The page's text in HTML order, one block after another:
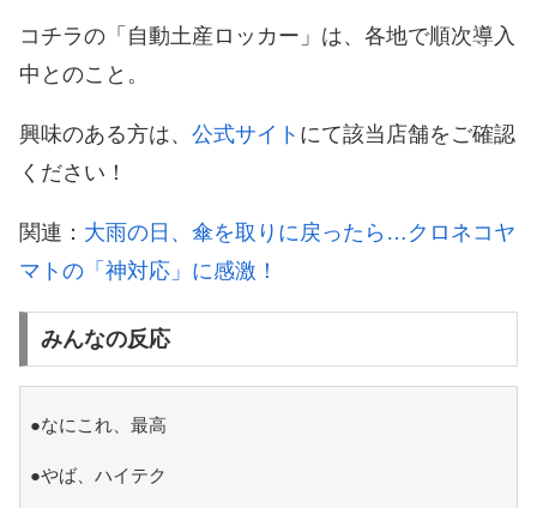
コチラの「自動土産ロッカー」は、各地で順次導入
中とのこと。
興味のある方は、 公式サイト にて該当店舗をご確認
ください！
関連： 大雨の日、傘を取りに戻ったら…クロネコヤ
マトの「神対応」に感激！
みんなの反応
●なにこれ、最高
●やば、ハイテク